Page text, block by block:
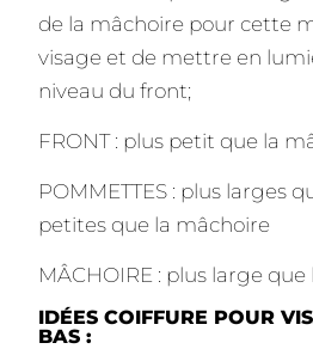
de la mâchoire pour cette
visage et de mettre en
niveau du front;
FRONT : plus petit que la
POMMETTES : plus larges
petites que la mâchoire
MÂCHOIRE : plus large que
IDÉES COIFFURE POUR
BAS :